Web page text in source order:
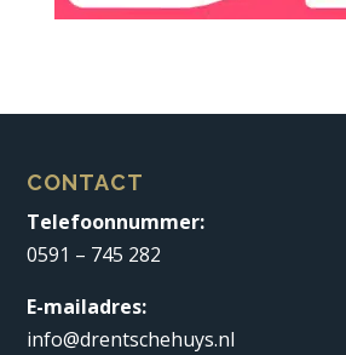
CONTACT
Telefoonnummer:
0591 – 745 282
E-mailadres:
info@drentschehuys.nl